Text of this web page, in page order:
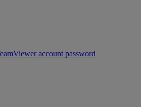
account password